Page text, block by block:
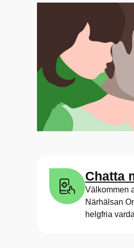
Chatta
Välkommen
Närhälsan
helgfria